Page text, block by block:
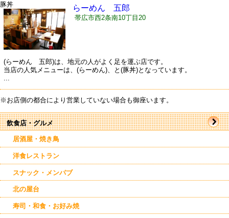
らーめん 五郎
豚丼
帯広市西2条南10丁目20
(らーめん 五郎)は、地元の人がよく足を運ぶ店です。
当店の人気メニューは、(らーめん)、と(豚丼)となっています。
...
※お店側の都合により営業していない場合も御座います。
飲食店・グルメ
居酒屋・焼き鳥
洋食レストラン
スナック・メンパブ
北の屋台
寿司・和食・お好み焼